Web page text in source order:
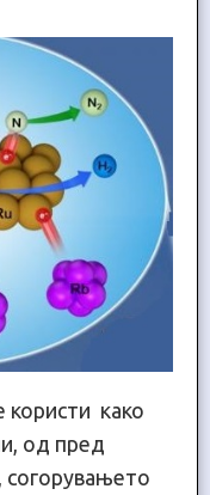
користи како
од пред
согорувањето